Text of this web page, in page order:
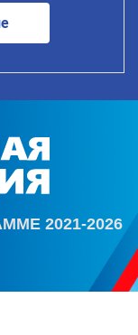
2021-2026